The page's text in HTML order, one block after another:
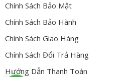
Chính Sách Bảo Mật
Chính Sách Bảo Hành
Chính Sách Giao Hàng
Chính Sách Đổi Trả Hàng
Hướng Dẫn Thanh Toán